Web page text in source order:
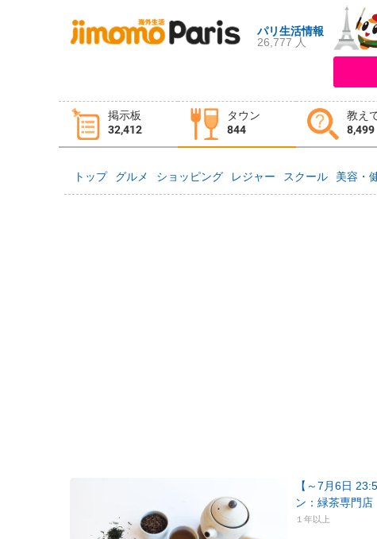
パリ生活情報
26,777 人
掲示板
32,412
タウン
844
教え
8,499
タウン情報 教えて！
イベント 求人
トップ グルメ ショッピング レジャー スクール 美容・
【～7月6日
ン：緑茶専門店
１年以上